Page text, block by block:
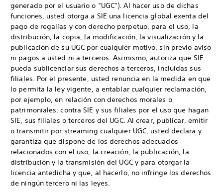
generado por el usuario o “UGC”). Al hacer uso de dichas
funciones, usted otorga a SIE una licencia global exenta del
pago de regalías y con derecho perpetuo, para el uso, la
distribución, la copia, la modificación, la visualización y la
publicación de su UGC por cualquier motivo, sin previo aviso
ni pagos a usted ni a terceros. Asimismo, autoriza que SIE
pueda sublicenciar sus derechos a terceros, incluidas sus
filiales. Por el presente, usted renuncia en la medida en que
lo permita la ley vigente, a entablar cualquier reclamación,
por ejemplo, en relación con derechos morales o
patrimoniales, contra SIE y sus filiales por el uso que hagan
SIE, sus filiales o terceros del UGC. Al crear, publicar, emitir
o transmitir por streaming cualquier UGC, usted declara y
garantiza que dispone de los derechos adecuados
relacionados con el uso, la creación, la publicación, la
distribución y la transmisión del UGC y para otorgar la
licencia antedicha y que, al hacerlo, no infringe los derechos
de ningún tercero ni las leyes.